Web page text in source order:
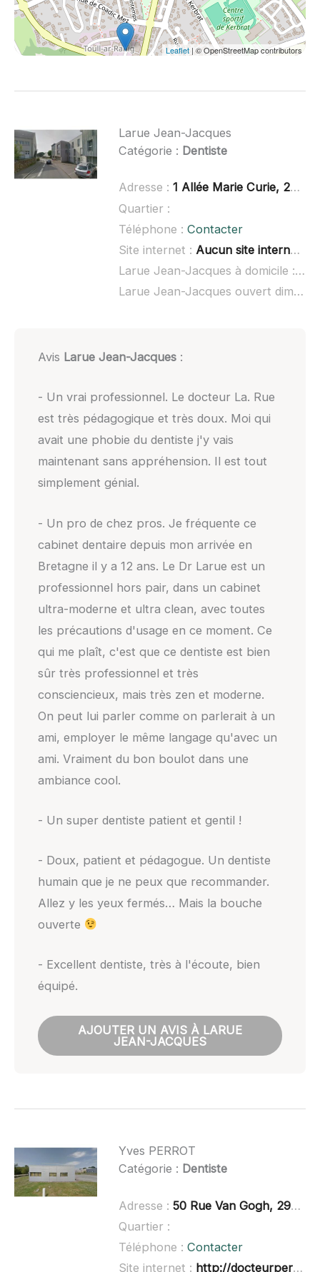
Leaflet | © OpenStreetMap contributors
Larue Jean-Jacques
Catégorie : Dentiste
Adresse : 1 Allée Marie Curie, 29470 Plougastel-Daoulas
Quartier :
Téléphone : Contacter
Site internet : Aucun site internet connu
Larue Jean-Jacques à domicile :
Larue Jean-Jacques ouvert dimanche :
Avis Larue Jean-Jacques:
- Un vrai professionnel. Le docteur La. Rue
est très pédagogique et très doux. Moi qui
avait une phobie du dentiste j'y vais
maintenant sans appréhension. Il est tout
simplement génial.
- Un pro de chez pros. Je fréquente ce
cabinet dentaire depuis mon arrivée en
Bretagne il y a 12 ans. Le Dr Larue est un
professionnel hors pair, dans un cabinet
ultra-moderne et ultra clean, avec toutes
les précautions d'usage en ce moment. Ce
qui me plaît, c'est que ce dentiste est bien
sûr très professionnel et très
consciencieux, mais très zen et moderne.
On peut lui parler comme on parlerait à un
ami, employer le même langage qu'avec un
ami. Vraiment du bon boulot dans une
ambiance cool.
- Un super dentiste patient et gentil !
- Doux, patient et pédagogue. Un dentiste
humain que je ne peux que recommander.
Allez y les yeux fermés… Mais la bouche
ouverte
- Excellent dentiste, très à l'écoute, bien
équipé.
AJOUTER UN AVIS À LARUE
JEAN-JACQUES
Yves PERROT
Catégorie : Dentiste
Adresse : 50 Rue Van Gogh, 29470 Plougastel-Daoulas
Quartier :
Téléphone : Contacter
Site internet : http://docteurperrot.fr/